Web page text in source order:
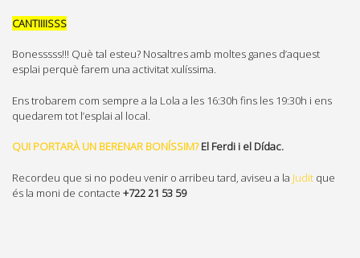
CANTIIIISSS
Bonesssss!!! Què tal esteu? Nosaltres amb moltes ganes d’aquest
esplai perquè farem una activitat xulíssima.
Ens trobarem com sempre a la Lola a les 16:30h fins les 19:30h i ens
quedarem tot l’esplai al local.
QUI PORTARÀ UN BERENAR BONÍSSIM? El Ferdi i el Dídac.
Recordeu que si no podeu venir o arribeu tard, aviseu a la Judit que
és la moni de contacte +722 21 53 59